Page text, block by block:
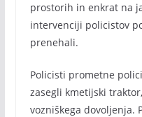
prostorih in enkrat na
intervenciji policistov
prenehali.
Policisti prometne
zasegli kmetijski
vozniškega dovoljenja.